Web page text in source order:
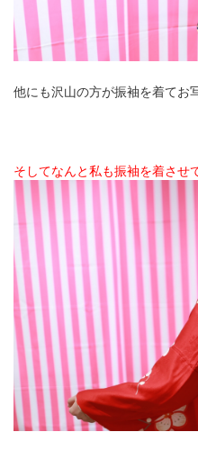
他にも沢山の方が振袖を着てお
そしてなんと私も振袖を着させ